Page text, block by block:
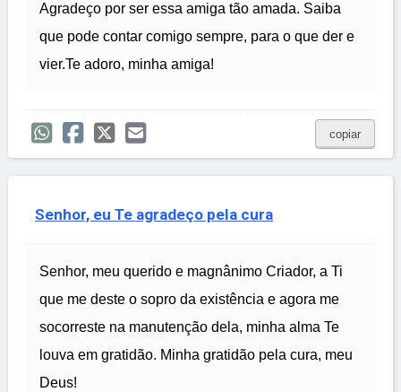
Agradeço por ser essa amiga tão amada. Saiba
que pode contar comigo sempre, para o que der e
vier.Te adoro, minha amiga!
copiar
Senhor, eu Te agradeço pela cura
Senhor, meu querido e magnânimo Criador, a Ti
que me deste o sopro da existência e agora me
socorreste na manutenção dela, minha alma Te
louva em gratidão. Minha gratidão pela cura, meu
Deus!